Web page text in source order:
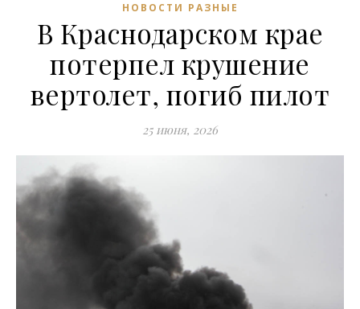
НОВОСТИ РАЗНЫЕ
В Краснодарском крае
потерпел крушение
вертолет, погиб пилот
25 июня, 2026